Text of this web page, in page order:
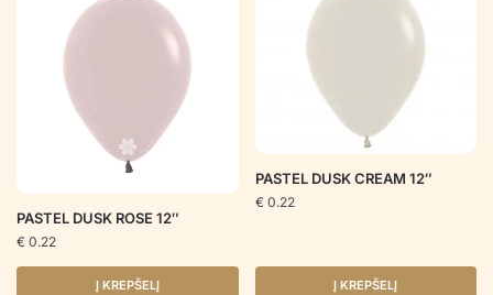
PASTEL DUSK ROSE 12″
€ 0.22
Į KREPŠELĮ
PASTEL DUSK CREAM 12″
€ 0.22
Į KREPŠELĮ